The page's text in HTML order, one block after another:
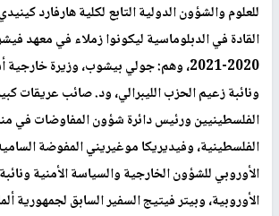
للعلوم والشؤون الدولية التابع لكلية هارفارد
القادة في الدبلوماسية ليكونوا زملاء في معهد
2020-2021، وهم: جولي بيشوب، وزيرة
ونائبة زعيم الحزب الليبرالي، ود. صائب عريقات
الفلسطينيين ورئيس دائرة شؤون المفاوضات في
الفلسطينية، وفيديريكا موغيريني المفوضة
الأوروبي للشؤون الخارجية والسياسة الأمنية
الأوروبية، وبيتر فيتيج السفير السابق لجمهورية